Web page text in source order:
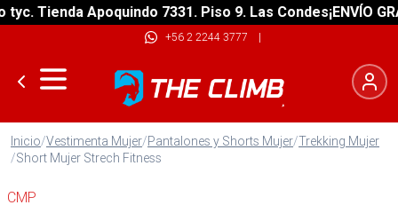
Tienda Apoquindo 7331. Piso 9. Las Condes¡ENVÍO
+56 2 2244 3777 |
Inicio/Vestimenta Mujer/Pantalones y Shorts Mujer/Trekking Mujer
/Short Mujer Strech Fitness
CMP